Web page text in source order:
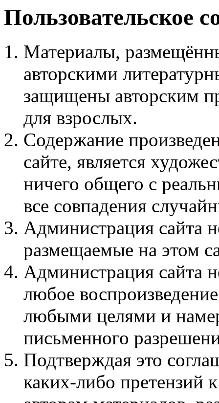
Пользовательское
Материалы,
авторскими
защищены авторским
для взрослых.
Содержание
сайте, является
ничего общего с
все совпадения
Администрация сайта
размещаемые на этом
Администрация сайта
любое
любыми целями и
письменного
Подтверждая это
каких-либо претензий